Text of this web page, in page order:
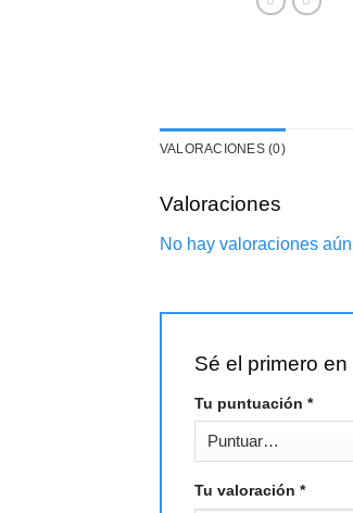
VALORACIONES (0)
Valoraciones
No hay valoraciones
Sé el primero
Tu puntuación *
Tu valoración *